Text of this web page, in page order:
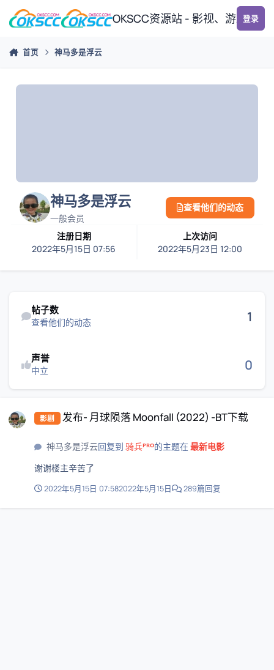
跳转到帖子
OKSCC资源站 - 影视、游戏、
登录
首页 神马多是浮云
神马多是浮云
一般会员
注册日期
2022年5月15日 07:56
上次访问
2022年5月23日 12:00
查看他们的动态
帖子数
查看他们的动态 1
声誉
中立 0
影剧 发布- 月球陨落 Moonfall (2022) -BT下载
神马多是浮云回复到 骑兵ᴾᴿᴼ的主题在最新电影
谢谢楼主辛苦了
2022年5月15日 07:582022年5月15日 289篇回复